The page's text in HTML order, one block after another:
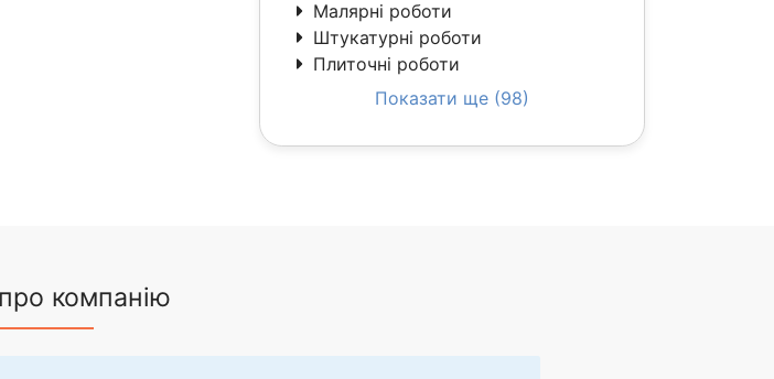
Малярні роботи
Штукатурні роботи
Плиточні роботи
Показати ще (98)
компанію